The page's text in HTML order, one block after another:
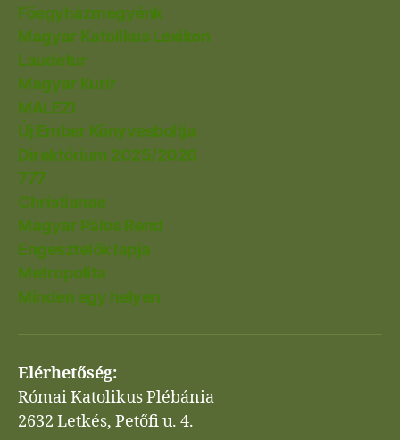
Főegyházmegyénk
Magyar Katolikus Lexikon
Laudetur
Magyar Kurír
MALEZI
Új Ember Könyvesboltja
Direktórium 2025/2026
777
Christianae
Magyar Pálos Rend
Engesztelők lapja
Metropolita
Minden egy helyen
Elérhetőség:
Római Katolikus Plébánia
2632 Letkés, Petőfi u. 4.